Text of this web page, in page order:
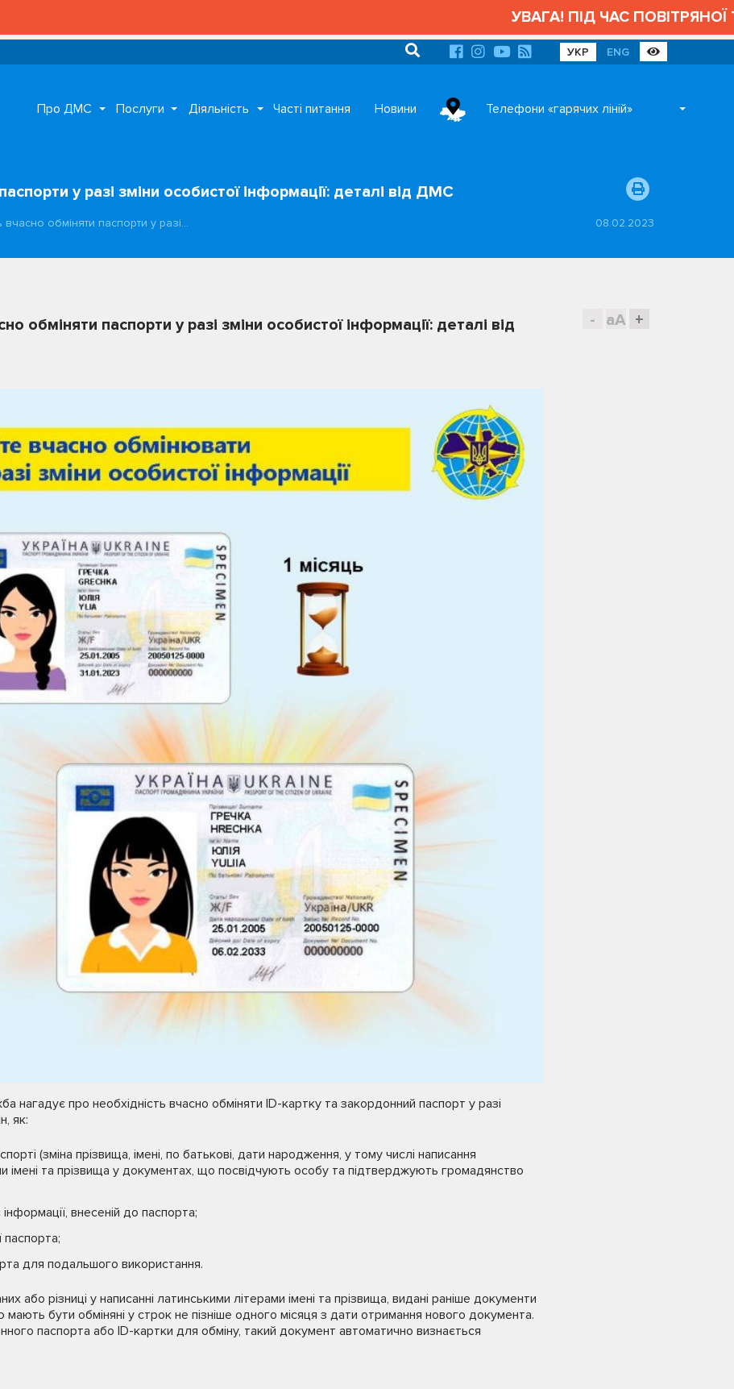
УВАГА! ПІД ЧАС ПОВІТРЯНОЇ
УКР ENG
Про ДМС Послуги Діяльність Часті питання Новини Телефони «гарячих ліній»
у разі зміни особистої інформації: деталі від ДМС
вчасно обміняти паспорти у разі… 08.02.2023
- aA +
обміняти паспорти у разі зміни особистої інформації: деталі від
нагадує про необхідність вчасно обміняти ID-картку та закордонний паспорт у разі
як:
(зміна прізвища, імені, по батькові, дати народження, у тому числі написання
імені та прізвища у документах, що посвідчують особу та підтверджують громадянство
внесеній до паспорта;
паспорта;
для подальшого використання.
або різниці у написанні латинськими літерами імені та прізвища, видані раніше документи
мають бути обміняні у строк не пізніше одного місяця з дати отримання нового документа.
паспорта або ID-картки для обміну, такий документ автоматично визнається